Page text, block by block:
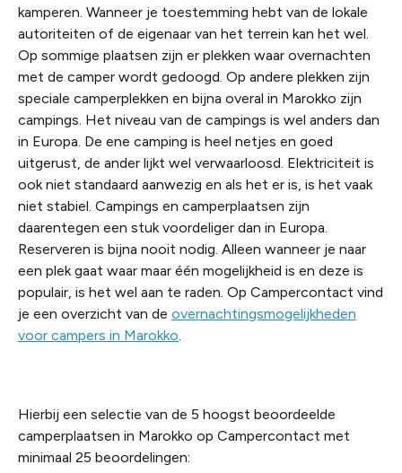
kamperen. Wanneer je toestemming hebt van de lokale
autoriteiten of de eigenaar van het terrein kan het wel.
Op sommige plaatsen zijn er plekken waar overnachten
met de camper wordt gedoogd. Op andere plekken zijn
speciale camperplekken en bijna overal in Marokko zijn
campings. Het niveau van de campings is wel anders dan
in Europa. De ene camping is heel netjes en goed
uitgerust, de ander lijkt wel verwaarloosd. Elektriciteit is
ook niet standaard aanwezig en als het er is, is het vaak
niet stabiel. Campings en camperplaatsen zijn
daarentegen een stuk voordeliger dan in Europa.
Reserveren is bijna nooit nodig. Alleen wanneer je naar
een plek gaat waar maar één mogelijkheid is en deze is
populair, is het wel aan te raden. Op Campercontact vind
je een overzicht van de overnachtingsmogelijkheden
voor campers in Marokko.
Hierbij een selectie van de 5 hoogst beoordeelde
camperplaatsen in Marokko op Campercontact met
minimaal 25 beoordelingen: